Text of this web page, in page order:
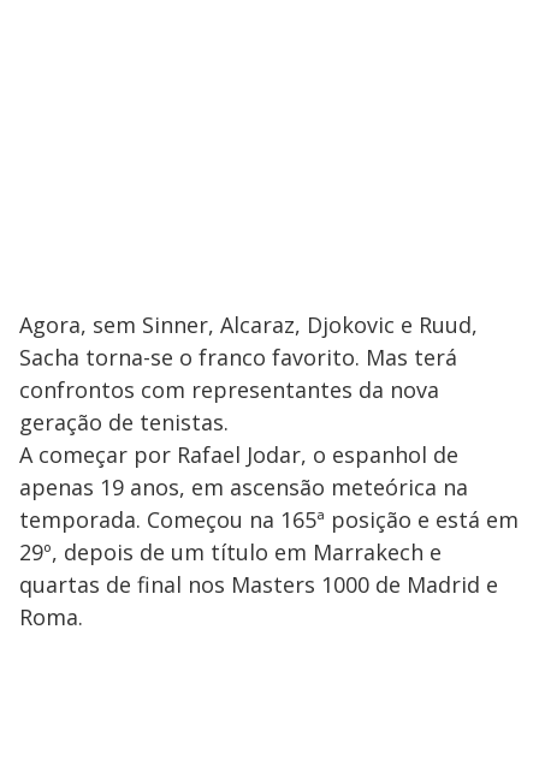
Agora, sem Sinner, Alcaraz, Djokovic e Ruud,
Sacha torna-se o franco favorito. Mas terá
confrontos com representantes da nova
geração de tenistas.
A começar por Rafael Jodar, o espanhol de
apenas 19 anos, em ascensão meteórica na
temporada. Começou na 165ª posição e está em
29º, depois de um título em Marrakech e
quartas de final nos Masters 1000 de Madrid e
Roma.